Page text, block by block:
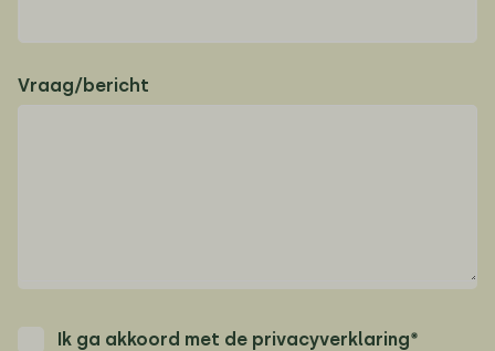
Vraag/bericht
Ik ga akkoord met de privacyverklaring*